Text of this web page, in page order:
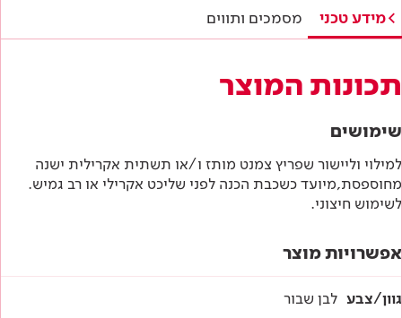
תווי תקן
הוראות בטיחות
דף טכני
מידע טכני מסמכים ותווים
תכונות המוצר
שימושים
למילוי וליישור שפריץ צמנט מותז ו/או תשתית אקרילית ישנה
מחוספסת,מיועד כשכבת הכנה לפני שליכט אקרילי או רב גמיש.
לשימוש חיצוני.
אפשרויות מוצר
גוון/צבע לבן שבור